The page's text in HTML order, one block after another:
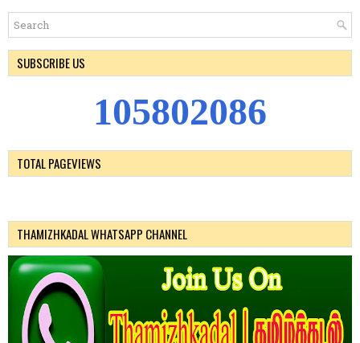
SUBSCRIBE US
105802086
TOTAL PAGEVIEWS
THAMIZHKADAL WHATSAPP CHANNEL